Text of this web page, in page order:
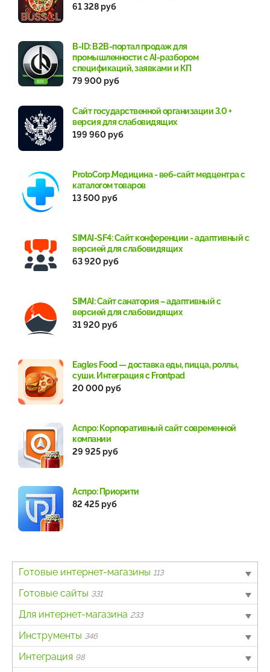
Готовые интернет-магазины 113
B2B4
Авто6
Бытовая техника и электроника
Детские товары
Готовые сайты 331
Landing page63
Информационный портал
Каталог товаров, услуг
Для интернет-магазина 233
Другое62
Интеграция с онлайн-кассами
Инструменты 346
Для разработчиков
Интеграция 98
61 328 руб
B-ID: B2B-портал продаж для
промышленности с AI-разбором
спецификаций, заявками и КП
79 900 руб
Сайт государственной организации 3.0 +
версия для слабовидящих
199 960 руб
ProtoCorp.Медицина - веб-сайт медцентра с
каталогом товаров
13 500 руб
SIMAI-SF4: Сайт конференции - адаптивный с
версией для слабовидящих
63 920 руб
SIMAI: Сайт санатория – адаптивный с
версией для слабовидящих
31 920 руб
Eagles Food — доставка еды, пицца, роллы,
суши. Интеграция с Frontpad
20 000 руб
Аспро: Корпоративный сайт современной
компании
29 925 руб
Аспро: Приорити
82 425 руб